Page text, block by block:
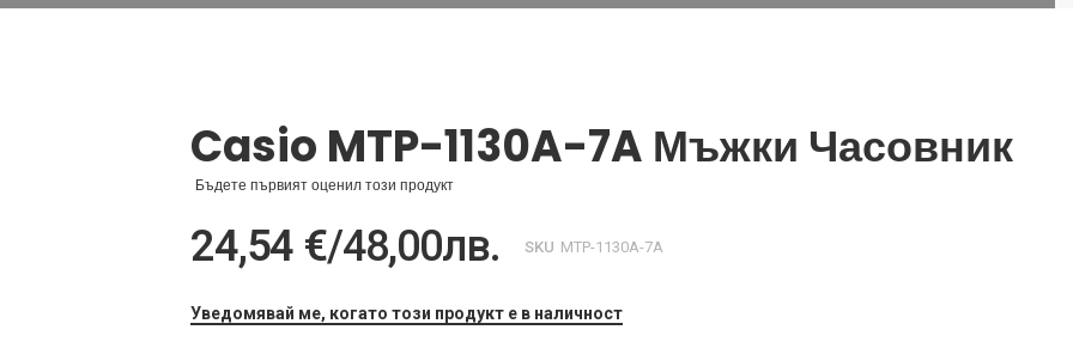
Casio MTP-1130A-7A Мъжки Часовник
Бъдете първият оценил този продукт
24,54 €/48,00лв. SKU MTP-1130A-7A
Уведомявай ме, когато този продукт е в наличност